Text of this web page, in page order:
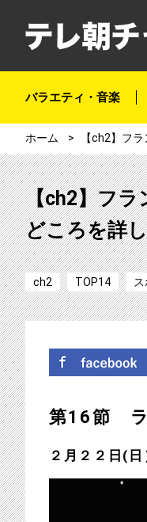
バラエティ・音楽
ホーム
【ch2】フ
どころを詳
ch2 TOP14
第16節
２月２２日(